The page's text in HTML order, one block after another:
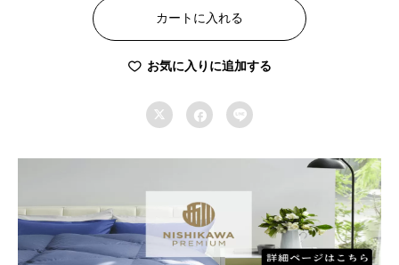
プ
レ
ミ
ム
冬
ふ
カートに入れる
お気に入りに追加する
  